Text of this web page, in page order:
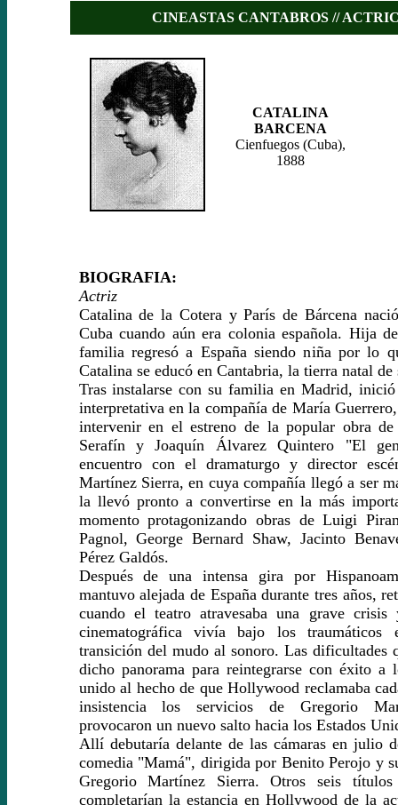
CINEASTAS CANTABROS //
CATALINA
BARCENA
Cienfuegos (Cuba),
1888
BIOGRAFIA:
Actriz
Catalina de la Cotera y París de Bárcena
Cuba cuando aún era colonia española. Hija
familia regresó a España siendo niña por lo
Catalina se educó en Cantabria, la tierra natal de
Tras instalarse con su familia en Madrid,
interpretativa en la compañía de María
intervenir en el estreno de la popular obra de
Serafín y Joaquín Álvarez Quintero "El
encuentro con el dramaturgo y director
Martínez Sierra, en cuya compañía llegó a ser
la llevó pronto a convertirse en la más
momento protagonizando obras de Luigi
Pagnol, George Bernard Shaw, Jacinto
Pérez Galdós.
Después de una intensa gira por
mantuvo alejada de España durante tres años,
cuando el teatro atravesaba una grave
cinematográfica vivía bajo los traumáticos
transición del mudo al sonoro. Las dificultades
dicho panorama para reintegrarse con éxito a
unido al hecho de que Hollywood reclamaba
insistencia los servicios de Gregorio
provocaron un nuevo salto hacia los Estados
Allí debutaría delante de las cámaras en julio
comedia "Mamá", dirigida por Benito Perojo y
Gregorio Martínez Sierra. Otros seis
completarían la estancia en Hollywood de la